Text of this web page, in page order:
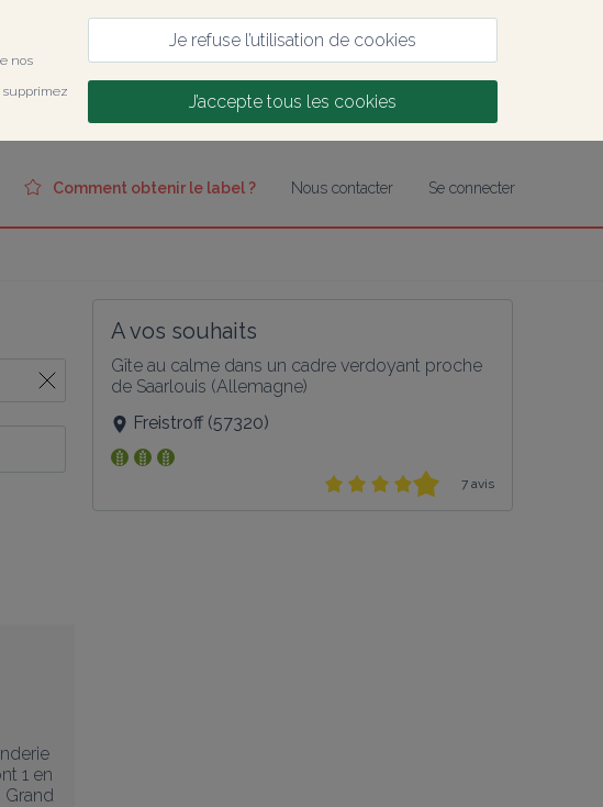
nos
supprimez
Je refuse l’utilisation de cookies
J’accepte tous les cookies
Comment obtenir le label ? Nous contacter Se connecter
1 en
A vos souhaits
Gîte au calme dans un cadre verdoyant proche
de Saarlouis (Allemagne)
Freistroff (57320)
7 avis